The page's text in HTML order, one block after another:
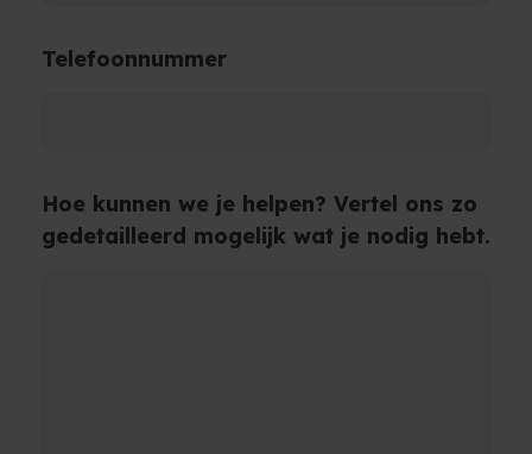
Telefoonnummer
Hoe kunnen we je helpen? Vertel ons zo
gedetailleerd mogelijk wat je nodig hebt.